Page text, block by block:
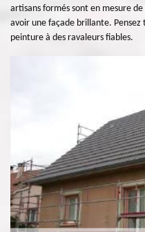
artisans formés sont en mesure
avoir une façade brillante.
peinture à des ravaleurs fiables.